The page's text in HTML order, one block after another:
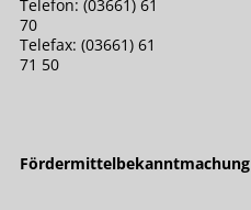
Telefon: (03661) 61
70
Telefax: (03661) 61
71 50
Fördermittelbekanntmachung